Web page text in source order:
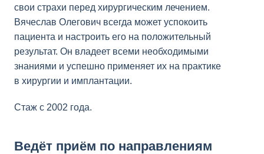
свои страхи перед хирургическим лечением.
Вячеслав Олегович всегда может успокоить
пациента и настроить его на положительный
результат. Он владеет всеми необходимыми
знаниями и успешно применяет их на практике
в хирургии и имплантации.
Стаж с 2002 года.
Ведёт приём по направлениям